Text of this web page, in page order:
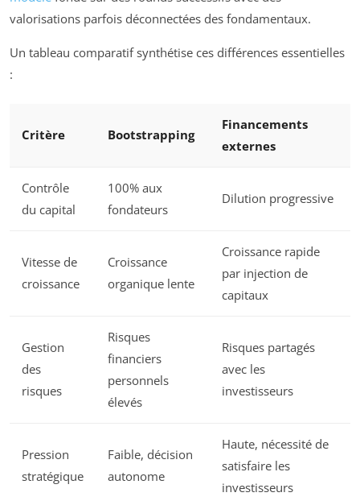
valorisations parfois déconnectées des fondamentaux.
Un tableau comparatif synthétise ces différences essentielles
:
Critère Bootstrapping
Financements
externes
Contrôle
du capital
100% aux
fondateurs
Dilution progressive
Vitesse de
croissance
Croissance
organique lente
Croissance rapide
par injection de
capitaux
Gestion
des
risques
Risques
financiers
personnels
élevés
Risques partagés
avec les
investisseurs
Pression
stratégique
Faible, décision
autonome
Haute, nécessité de
satisfaire les
investisseurs